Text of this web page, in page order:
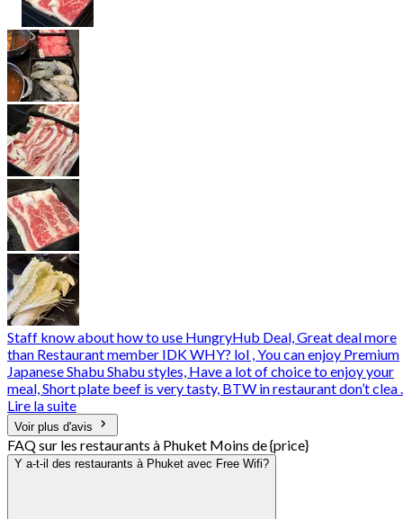
Staff know about how to use HungryHub Deal, Great deal more
than Restaurant member IDK WHY? lol , You can enjoy Premium
Japanese Shabu Shabu styles, Have a lot of choice to enjoy your
meal, Short plate beef is very tasty, BTW in restaurant don’t clea
Lire la suite
Voir plus d'avis
FAQ sur les restaurants à Phuket Moins de {price}
Y a-t-il des restaurants à Phuket avec Free Wifi?